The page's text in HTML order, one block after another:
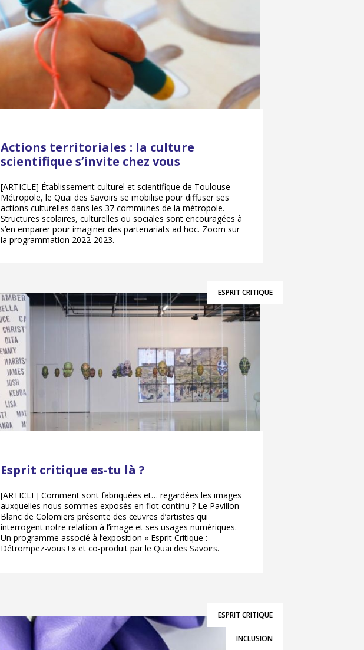
Actions territoriales : la culture
scientifique s’invite chez vous
[ARTICLE] Établissement culturel et scientifique de Toulouse
Métropole, le Quai des Savoirs se mobilise pour diffuser ses
actions culturelles dans les 37 communes de la métropole.
Structures scolaires, culturelles ou sociales sont encouragées à
s’en emparer pour imaginer des partenariats ad hoc. Zoom sur
la programmation 2022-2023.
ESPRIT CRITIQUE
Esprit critique es-tu là ?
[ARTICLE] Comment sont fabriquées et… regardées les images
auxquelles nous sommes exposés en flot continu ? Le Pavillon
Blanc de Colomiers présente des œuvres d’artistes qui
interrogent notre relation à l’image et ses usages numériques.
Un programme associé à l’exposition « Esprit Critique :
Détrompez-vous ! » et co-produit par le Quai des Savoirs.
ESPRIT CRITIQUE
INCLUSION